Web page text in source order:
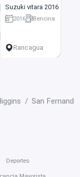
Suzuki vitara 2016
2016
Bencina
Rancagua
San Fernando
Deportes